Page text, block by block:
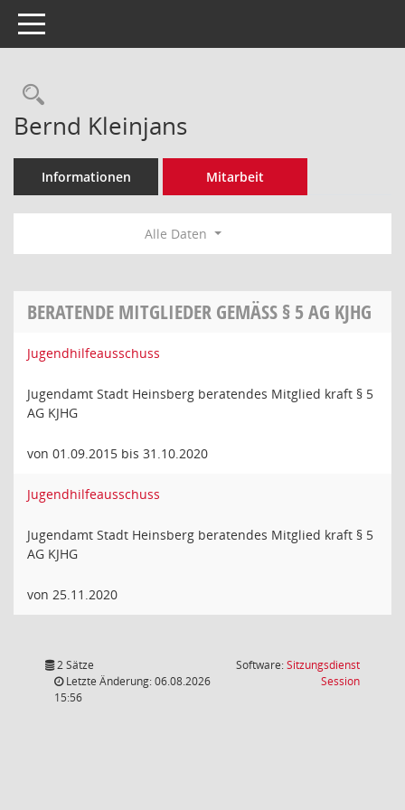
Toggle navigation
Rechercheauswahl
Bernd Kleinjans
Informationen Mitarbeit
Alle Daten
BERATENDE MITGLIEDER GEMÄSS § 5 AG KJHG
Jugendhilfeausschuss
Jugendamt Stadt Heinsberg beratendes Mitglied kraft § 5
AG KJHG
von 01.09.2015 bis 31.10.2020
Jugendhilfeausschuss
Jugendamt Stadt Heinsberg beratendes Mitglied kraft § 5
AG KJHG
von 25.11.2020
2 Sätze
Letzte Änderung: 06.08.2026
15:56
Software:Sitzungsdienst
Session(Wird in